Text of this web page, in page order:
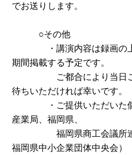
でお送りします。
○その他
・講演内容は録画の上
期間掲載する予定です。
ご都合により当日ご参
待ちいただければ幸いです。
・ご提供いただいた個
産業局、福岡県、
福岡県商工会議所連合
福岡県中小企業団体中央会）